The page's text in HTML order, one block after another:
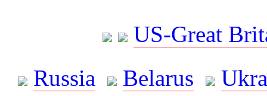
US-Great
Russia
Belarus